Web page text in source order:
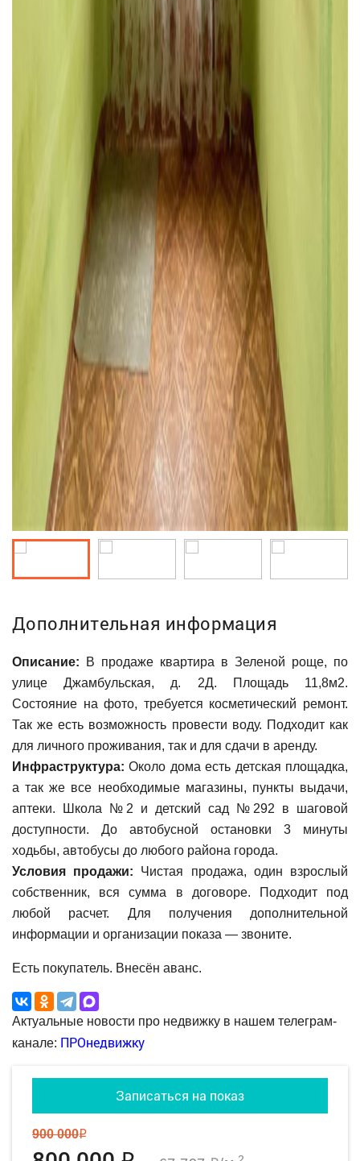
Дополнительная информация
Описание: В продаже квартира в Зеленой роще, по
улице Джамбульская, д. 2Д. Площадь 11,8м2.
Состояние на фото, требуется косметический ремонт.
Так же есть возможность провести воду. Подходит как
для личного проживания, так и для сдачи в аренду.
Инфраструктура: Около дома есть детская площадка,
а так же все необходимые магазины, пункты выдачи,
аптеки. Школа №2 и детский сад №292 в шаговой
доступности. До автобусной остановки 3 минуты
ходьбы, автобусы до любого района города.
Условия продажи: Чистая продажа, один взрослый
собственник, вся сумма в договоре. Подходит под
любой расчет. Для получения дополнительной
информации и организации показа — звоните.
Есть покупатель. Внесён аванс.
Актуальные новости про недвижку в нашем телеграм-
канале: ПРОнедвижку
Записаться на показ
900 000q